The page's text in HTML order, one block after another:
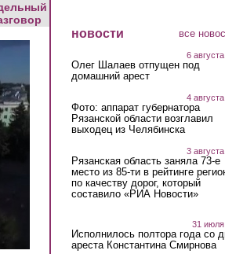
новости все
6
Олег Шалаев отпущен под
домашний арест
4
Фото: аппарат губернатора
Рязанской области возглавил
выходец из Челябинска
3
Рязанская область заняла 73-е
место из 85-ти в рейтинге
по качеству дорог, который
составило «РИА Новости»
31
Исполнилось полтора года со
ареста Константина Смирнова